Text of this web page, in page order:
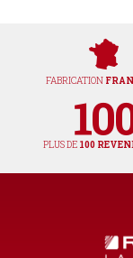
FABRICATION
PLUS DE 100